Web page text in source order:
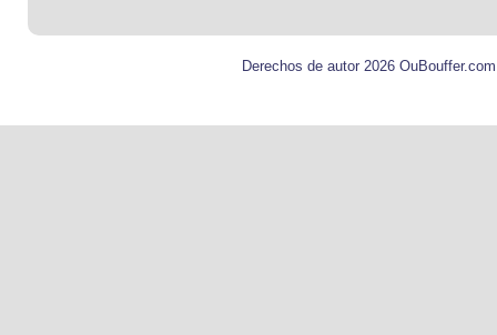
Derechos de autor 2026